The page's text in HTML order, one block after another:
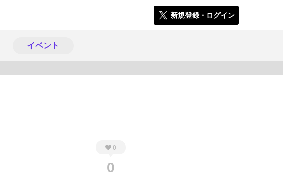
新規登録・ログイン
イベント
0
0